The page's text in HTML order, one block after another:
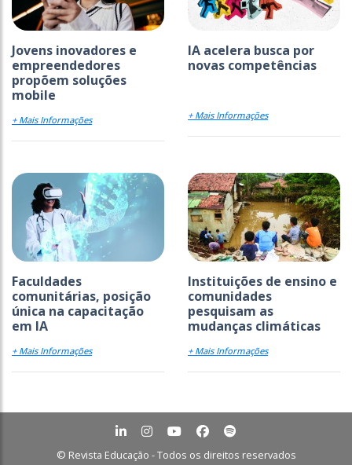
Jovens inovadores e
empreendedores
propõem soluções
mobile
+ Mais Informações
IA acelera busca por
novas competências
+ Mais Informações
Faculdades
comunitárias, posição
única na capacitação
em IA
+ Mais Informações
Instituições de ensino e
comunidades
pesquisam as
mudanças climáticas
+ Mais Informações
© Revista Educação - Todos os direitos reservados